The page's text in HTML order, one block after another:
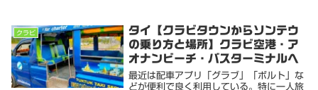
なお寺なんかに立ち寄りながら腹をすかせ
る。2...
クラビ
タイ【クラビタウンからソンテウ
の乗り方と場所】クラビ空港・ア
オナンビーチ・バスターミナルへ
最近は配車アプリ「グラブ」「ボルト」な
どが便利で良く利用している。特に一人旅